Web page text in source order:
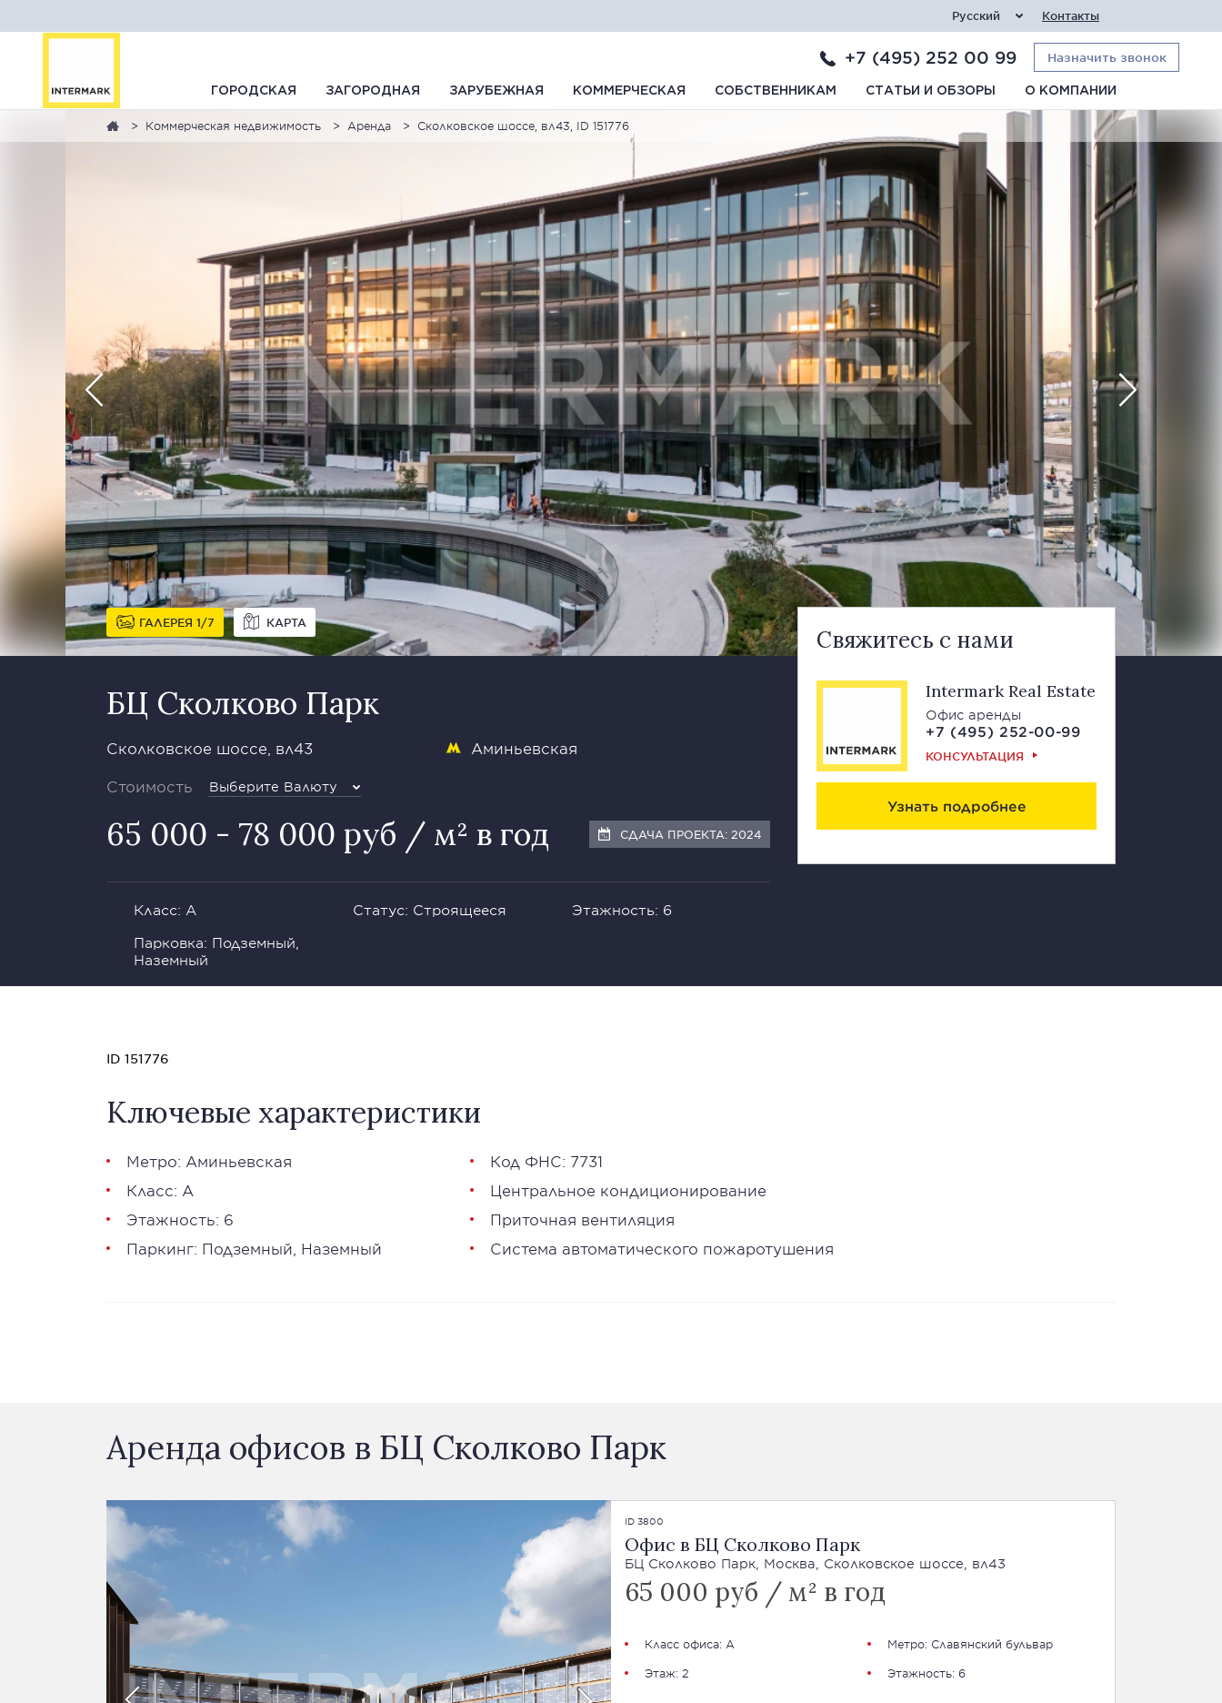
Русский Контакты
+7 (495) 252 00 99 Назначить звонок
ГОРОДСКАЯ ЗАГОРОДНАЯ ЗАРУБЕЖНАЯ КОММЕРЧЕСКАЯ СОБСТВЕННИКАМ СТАТЬИ И ОБЗОРЫ О КОМПАНИИ
Коммерческая недвижимость Аренда Сколковское шоссе, вл43, ID 151776
ГАЛЕРЕЯ 1 7 КАРТА
БЦ Сколково Парк
Сколковское шоссе, вл43 Аминьевская
Стоимость Выберите Валюту
65 000 - 78 000 руб / м² в год СДАЧА ПРОЕКТА: 2024
Класс: А Статус: Строящееся
Этажность: 6
Парковка: Подземный,
Наземный
Свяжитесь с нами
Intermark Real Estate
Офис аренды
+7 (495) 252-00-99
КОНСУЛЬТАЦИЯ
Узнать подробнее
ID 151776
Ключевые характеристики
Метро: Аминьевская
Класс: А
Этажность: 6
Паркинг: Подземный, Наземный
Код ФНС: 7731
Центральное кондиционирование
Приточная вентиляция
Система автоматического пожаротушения
Аренда офисов в БЦ Сколково Парк
ID 3800
Офис в БЦ Сколково Парк
БЦ Сколково Парк, Москва, Сколковское шоссе, вл43
65 000 руб / м² в год
Класс офиса: А
Метро: Славянский бульвар
Этаж: 2
Этажность: 6